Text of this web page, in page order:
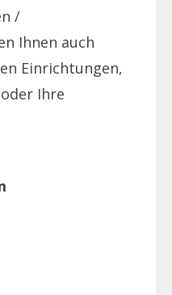
/
Ihnen auch
Einrichtungen,
Ihre